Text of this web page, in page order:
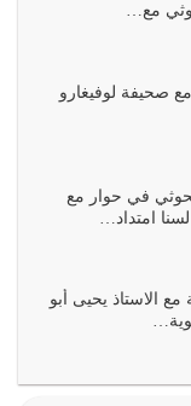
وعن هدى الله
للشيطان كلما كانوا
والرزق
مع…
صحيفة لوفيغارو
في حوار مع
امتداد…
الاستاذ يحيى أبو